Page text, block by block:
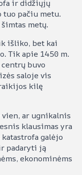
ir didžiųjų
tuo pačiu metu.
metų.
išliko, bet kai
Tik apie 1450 m.
buvo
saloje vis
kilę
ar ugnikalnis
klausimas yra
galėjo
padaryti ją
ekonominėms